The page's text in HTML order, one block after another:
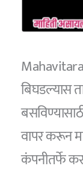
बिघडल्यास
वापर करून
कंपनीतर्फे